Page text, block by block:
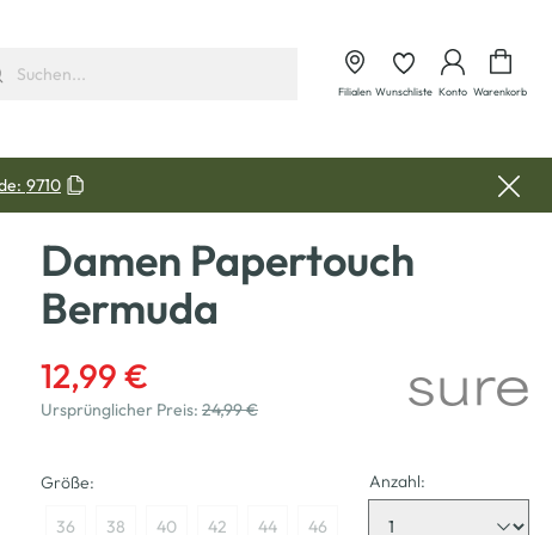
Filialen Wunschliste Konto Warenkorb
9710
Damen Papertouch
Bermuda
12,99 €
Ursprünglicher Preis: 24,99 €
Größe:
36 38 40 42 44 46
Anzahl: